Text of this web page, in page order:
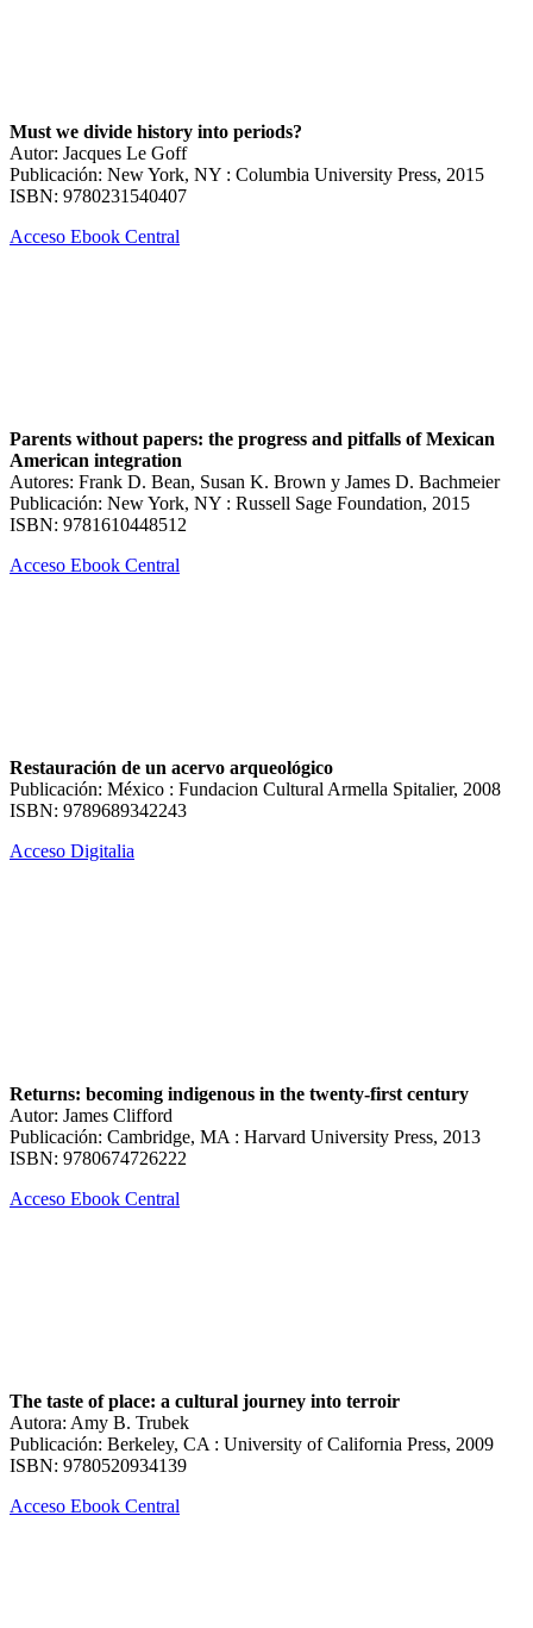
Must we divide history into periods?
Autor: Jacques Le Goff
Publicación: New York, NY : Columbia University Press, 2015
ISBN: 9780231540407
Acceso Ebook Central
Parents without papers: the progress and pitfalls of Mexican
American integration
Autores: Frank D. Bean, Susan K. Brown y James D. Bachmeier
Publicación: New York, NY : Russell Sage Foundation, 2015
ISBN: 9781610448512
Acceso Ebook Central
Restauración de un acervo arqueológico
Publicación: México : Fundacion Cultural Armella Spitalier, 2008
ISBN: 9789689342243
Acceso Digitalia
Returns: becoming indigenous in the twenty-first century
Autor: James Clifford
Publicación: Cambridge, MA : Harvard University Press, 2013
ISBN: 9780674726222
Acceso Ebook Central
The taste of place: a cultural journey into terroir
Autora: Amy B. Trubek
Publicación: Berkeley, CA : University of California Press, 2009
ISBN: 9780520934139
Acceso Ebook Central